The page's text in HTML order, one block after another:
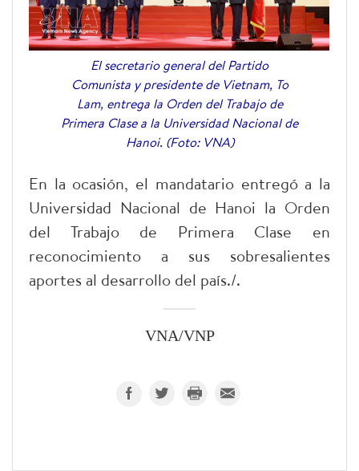
El secretario general del Partido
Comunista y presidente de Vietnam, To
Lam, entrega la Orden del Trabajo de
Primera Clase a la Universidad Nacional de
Hanoi. (Foto: VNA)
En la ocasión, el mandatario entregó a la
Universidad Nacional de Hanoi la Orden
del Trabajo de Primera Clase en
reconocimiento a sus sobresalientes
aportes al desarrollo del país./.
VNA/VNP